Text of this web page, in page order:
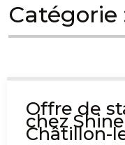
Catégorie
Offre de
chez
Châtillon-